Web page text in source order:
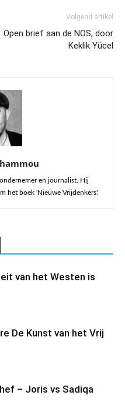
Volgend artikel
Open brief aan de NOS, door
Keklik Yücel
en journalist. Hij
het boek 'Nieuwe Vrijdenkers'.
van het Westen is
De Kunst van het Vrij
– Joris vs Sadiqa